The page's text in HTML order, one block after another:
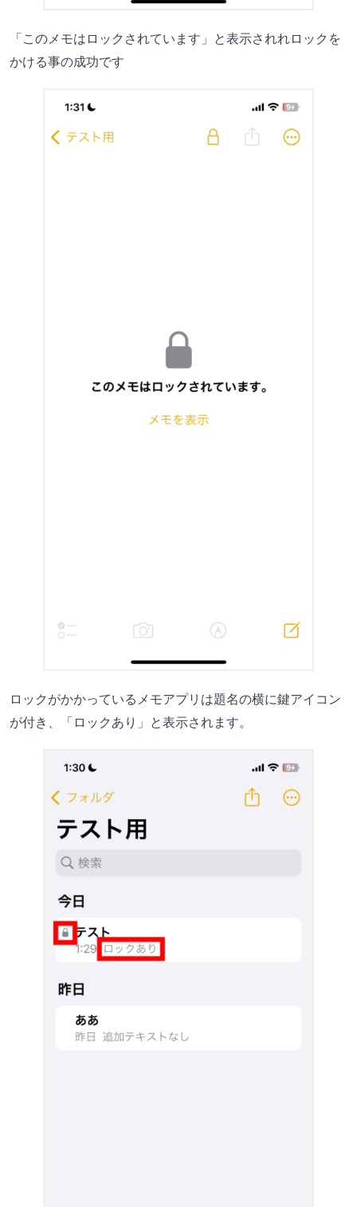
「このメモはロックされています」と表示されれロックを
かける事の成功です
ロックがかかっているメモアプリは題名の横に鍵アイコン
が付き、「ロックあり」と表示されます。